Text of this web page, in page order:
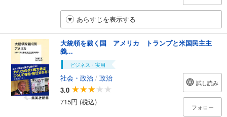
あらすじを表示する
大統領を裁く国 アメリカ トランプと米国民主主
義...
ビジネス・実用
社会・政治 / 政治
3.0
715円 (税込)
試し読み
フォロー